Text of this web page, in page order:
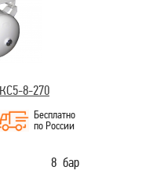
8-270
Бесплатно
по России
8 бар